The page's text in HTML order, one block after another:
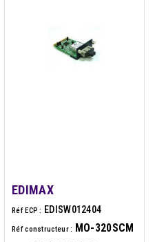
EDIMAX
Réf ECP : EDISW012404
Réf constructeur : MO-320SCM